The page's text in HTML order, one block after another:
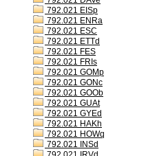
792.021 EISp
792.021 ENRa
792.021 ESC
792.021 ETTd
792.021 FES
792.021 FRIs
792.021 GOMp
792.021 GONc
792.021 GOOb
792.021 GUAt
792.021 GYEd
792.021 HAKh
792.021 HOWq
792.021 INSd